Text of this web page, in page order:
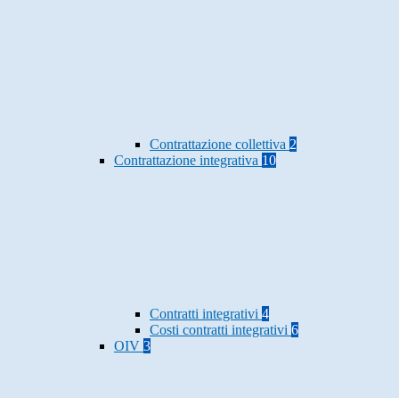
Contrattazione collettiva 2
Contrattazione integrativa 10
Contratti integrativi 4
Costi contratti integrativi 6
OIV 3